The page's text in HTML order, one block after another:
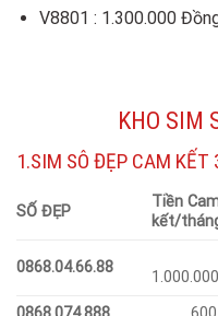
V8801 : 1.300.000
KHO SIM
1.SIM SÔ ĐẸP CAM KẾT
SỐ ĐẸP
Tiền
kết/
0868.04.66.88
1.000.000